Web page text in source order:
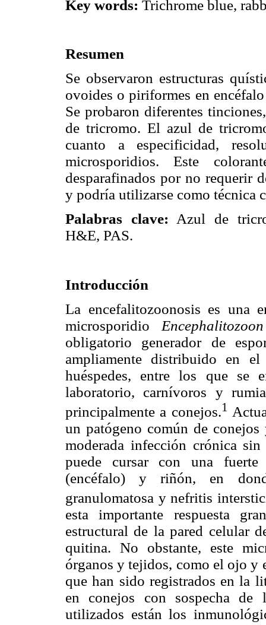
Key words: Trichrome blue,
Resumen
Se observaron estructuras
ovoides o piriformes en
Se probaron diferentes
de tricromo. El azul de
cuanto a especificidad,
microsporidios. Este
desparafinados por no requerir
y podría utilizarse como técnica
Palabras clave: Azul de
H&E, PAS.
Introducción
La encefalitozoonosis es una
microsporidio Encephalitozoon
obligatorio generador de
ampliamente distribuido en
huéspedes, entre los que se
laboratorio, carnívoros y
principalmente a conejos.1
un patógeno común de conejos
moderada infección crónica
puede cursar con una
(encéfalo) y riñón, en
granulomatosa y nefritis
esta importante respuesta
estructural de la pared celular
quitina. No obstante, este
órganos y tejidos, como el ojo y
que han sido registrados en la
en conejos con sospecha de
utilizados están los